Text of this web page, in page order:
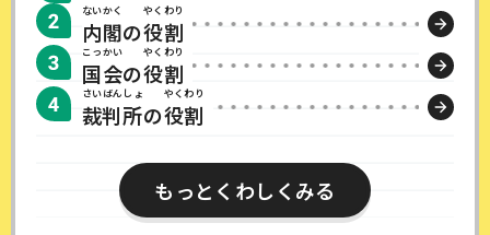
内閣
ないかく
の役割
やくわり
国会
こっかい
の役割
やくわり
裁判所
さいばんしょ
の役割
やくわり
もっとくわしくみる​